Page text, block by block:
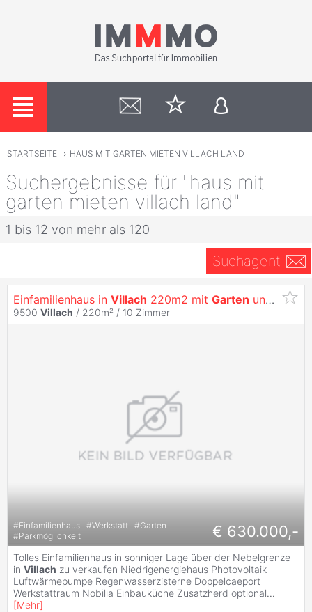
STARTSEITE › HAUS MIT GARTEN MIETEN VILLACH LAND
Suchergebnisse für "haus mit
garten mieten villach land"
1 bis 12 von mehr als 120
Suchagent
Einfamilienhaus in Villach 220m2 mit Garten und Carport
9500 Villach / 220m² / 10 Zimmer
#Einfamilienhaus #Werkstatt #Garten
#Parkmöglichkeit € 630.000,-
Tolles Einfamilienhaus in sonniger Lage über der Nebelgrenze
in Villach zu verkaufen Niedrigenergiehaus Photovoltaik
Luftwärmepumpe Regenwasserzisterne Doppelcaeport
Werkstattraum Nobilia Einbauküche Zusatzherd optional...
[Mehr]